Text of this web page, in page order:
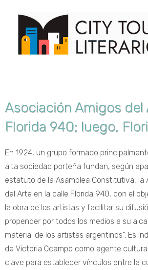
Asociación Amigos del
Florida 940; luego,
En 1924, un grupo formado
alta sociedad porteña fundan, según
estatuto de la Asamblea Constitutiva, la
del Arte en la calle Florida 940, con el
la obra de los artistas y facilitar su
propender por todos los medios a su
material de los artistas argentinos”. Es
de Victoria Ocampo como agente
clave para establecer vínculos entre la